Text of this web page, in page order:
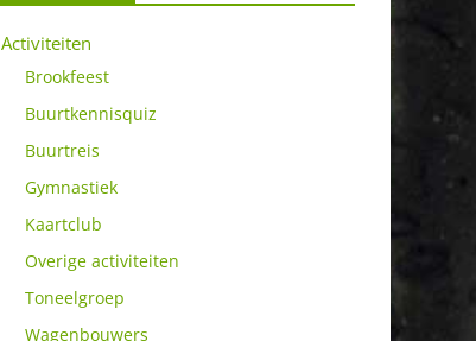
Activiteiten
Brookfeest
Buurtkennisquiz
Buurtreis
Gymnastiek
Kaartclub
Overige activiteiten
Toneelgroep
Wagenbouwers